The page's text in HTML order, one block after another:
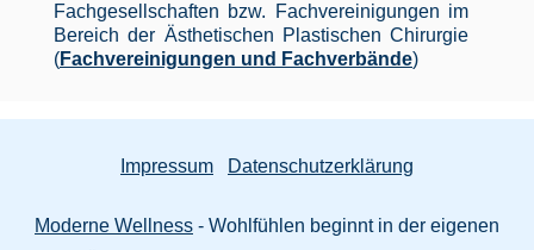
Fachgesellschaften bzw. Fachvereinigungen im
Bereich der Ästhetischen Plastischen Chirurgie
(Fachvereinigungen und Fachverbände)
Impressum Datenschutzerklärung
Moderne Wellness - Wohlfühlen beginnt in der eigenen